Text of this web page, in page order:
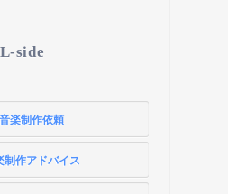
L-side
楽制作依頼
作アドバイス